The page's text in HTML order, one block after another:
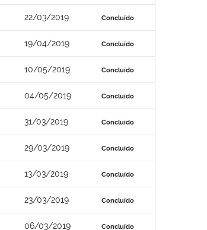
22/03/2019 Concluído
19/04/2019 Concluído
10/05/2019 Concluído
04/05/2019 Concluído
31/03/2019 Concluído
29/03/2019 Concluído
13/03/2019 Concluído
23/03/2019 Concluído
06/03/2019 Concluído